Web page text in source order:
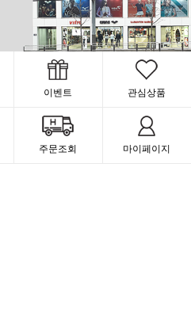
이벤트 관심상품
주문조회 마이페이지